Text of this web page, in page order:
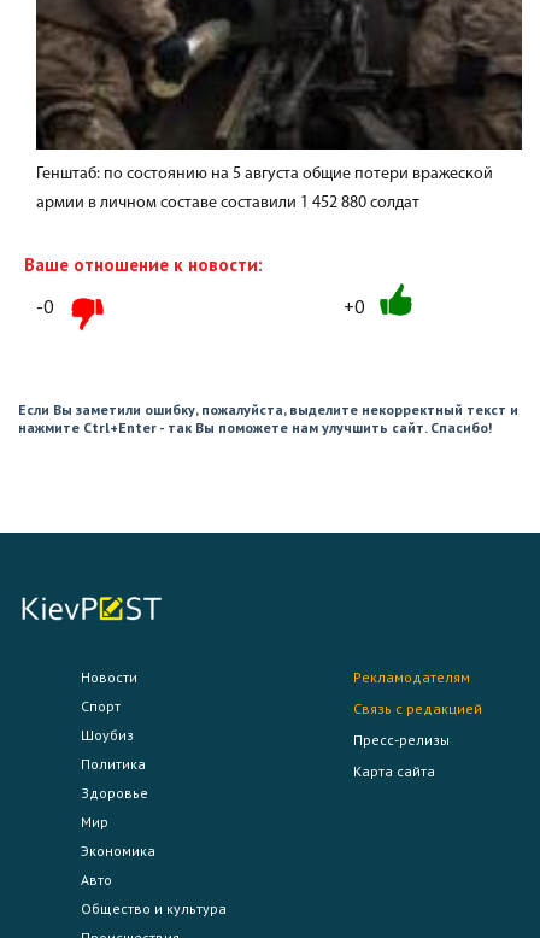
Генштаб: по состоянию на 5 августа общие потери вражеской
армии в личном составе составили 1 452 880 солдат
Ваше отношение к новости:
-0 +0
Если Вы заметили ошибку, пожалуйста, выделите некорректный текст и
нажмите Ctrl+Enter - так Вы поможете нам улучшить сайт. Спасибо!
Новости
Спорт
Шоубиз
Политика
Здоровье
Мир
Экономика
Авто
Общество и культура
Рекламодателям
Связь с редакцией
Пресс-релизы
Карта сайта